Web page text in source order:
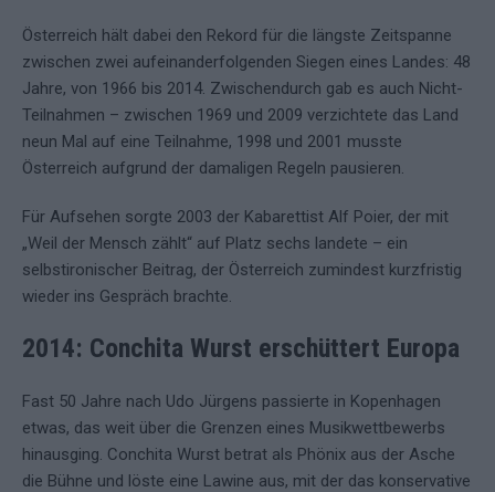
Österreich hält dabei den Rekord für die längste Zeitspanne
zwischen zwei aufeinanderfolgenden Siegen eines Landes: 48
Jahre, von 1966 bis 2014. Zwischendurch gab es auch Nicht-
Teilnahmen – zwischen 1969 und 2009 verzichtete das Land
neun Mal auf eine Teilnahme, 1998 und 2001 musste
Österreich aufgrund der damaligen Regeln pausieren.
Für Aufsehen sorgte 2003 der Kabarettist Alf Poier, der mit
„Weil der Mensch zählt“ auf Platz sechs landete – ein
selbstironischer Beitrag, der Österreich zumindest kurzfristig
wieder ins Gespräch brachte.
2014: Conchita Wurst erschüttert Europa
Fast 50 Jahre nach Udo Jürgens passierte in Kopenhagen
etwas, das weit über die Grenzen eines Musikwettbewerbs
hinausging. Conchita Wurst betrat als Phönix aus der Asche
die Bühne und löste eine Lawine aus, mit der das konservative